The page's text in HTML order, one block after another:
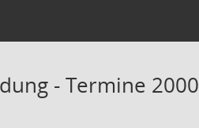
- Termine 2000